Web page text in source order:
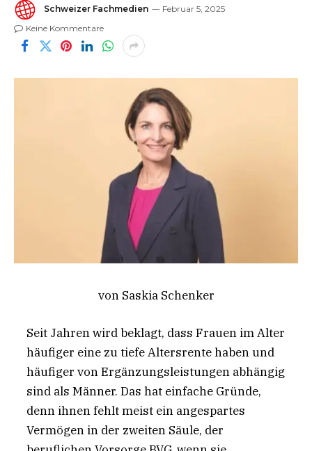
Schweizer Fachmedien
Februar 5, 2025
Keine Kommentare
von Saskia Schenker
Seit Jahren wird beklagt, dass Frauen im Alter
häufiger eine zu tiefe Altersrente haben und
häufiger von Ergänzungsleistungen abhängig
sind als Männer. Das hat einfache Gründe,
denn ihnen fehlt meist ein angespartes
Vermögen in der zweiten Säule, der